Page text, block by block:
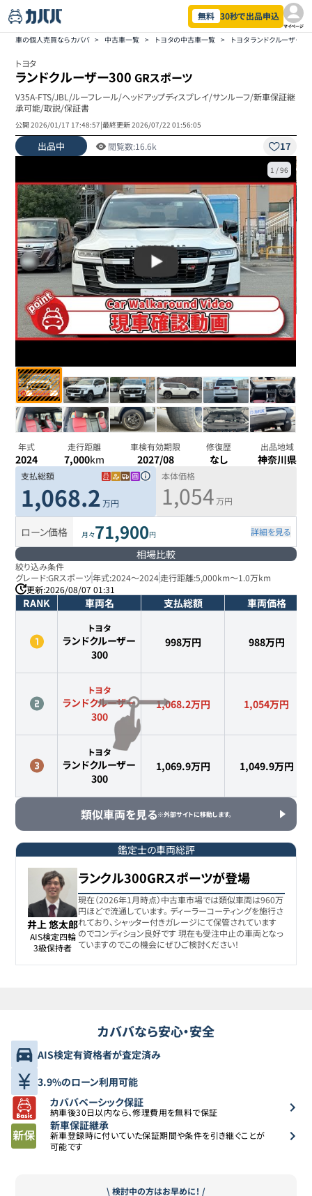
無料 30秒で出品申込
マイページ
車の個人売買ならカババ > 中古車一覧 > トヨタの中古車一覧 > トヨタ ランドクルーザー
トヨタ
ランドクルーザー300 GRスポーツ
V35A-FTS/JBL/ルーフレール/ヘッドアップディスプレイ/サンルーフ/新車保証継
承可能/取説/保証書
公開2026/01/17 17:48:57|最終更新2026/07/22 01:56:05
出品中 閲覧数:16.6k 17
1 /96
年式
2024
走行距離
7,000km
車検有効期限
2027/08
修復歴
なし
出品地域
神奈川県
支払総額
1,068.2 万円
本体価格
1,054 万円
ローン価格 月々71,900円 詳細を見る
相場比較
絞り込み条件
グレード:GRスポーツ年式:2024～2024走行距離:5,000km～1.0万km
更新:2026/08/07 01:31
RANK 車両名 支払総額 車両価格
トヨタ
ランドクルーザー
300
998万円 988万円
トヨタ
ランドクルーザー
300
1,068.2万円 1,054万円
トヨタ
ランドクルーザー
300
1,069.9万円 1,049.9万円
類似車両を見る※外部サイトに移動します。
鑑定士の車両総評
井上 悠太郎
AIS検定四輪
3級保持者
ランクル300GRスポーツが登場
現在（2026年1月時点）中古車市場では類似車両は960万
円ほどで流通しています。 ディーラーコーティングを施行さ
れており、シャッター付きガレージにて保管されています
のでコンディション良好です 現在も受注中止の車両となっ
ていますのでこの機会にぜひご検討ください！
カババなら安心・安全
AIS検定有資格者が査定済み
3.9%のローン利用可能
カババベーシック保証
納車後30日以内なら、修理費用を無料で保証
新車保証継承
新車登録時に付いていた保証期間や条件を引き継ぐことが
可能です
\ 検討中の方はお早めに！ /